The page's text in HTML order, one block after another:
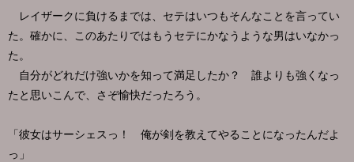
レイザークに負けるまでは、セテはいつもそんなことを言ってい
た。確かに、このあたりではもうセテにかなうような男はいなかっ
た。
自分がどれだけ強いかを知って満足したか？ 誰よりも強くなっ
たと思いこんで、さぞ愉快だったろう。
「彼女はサーシェスっ！ 俺が剣を教えてやることになったんだよ
っ」